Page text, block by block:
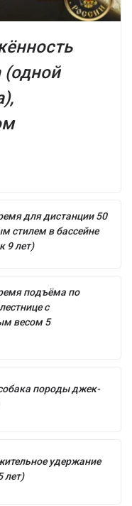
(одной
для дистанции 50
стилем в бассейне
9 лет)
подъёма по
с
весом 5
породы джек-
удержание
лет)